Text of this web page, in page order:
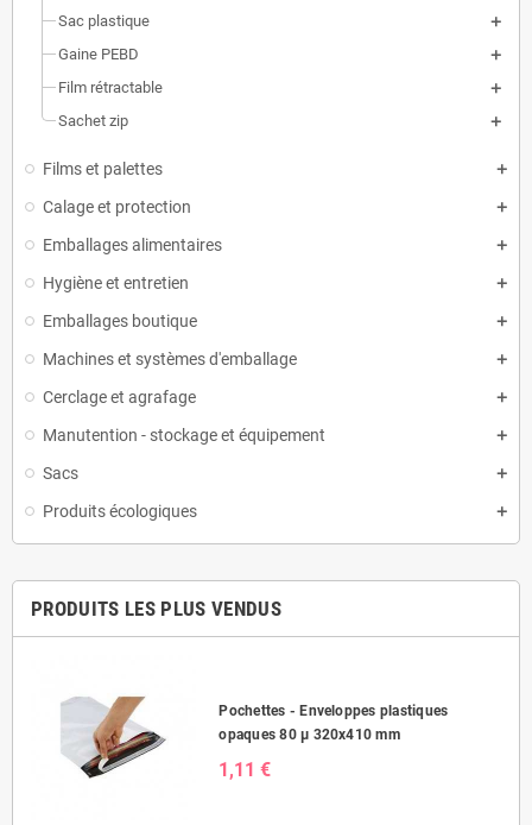
Sac plastique
Gaine PEBD
Film rétractable
Sachet zip
Films et palettes
Calage et protection
Emballages alimentaires
Hygiène et entretien
Emballages boutique
Machines et systèmes d'emballage
Cerclage et agrafage
Manutention - stockage et équipement
Sacs
Produits écologiques
PRODUITS LES PLUS VENDUS
Pochettes - Enveloppes plastiques
opaques 80 µ 320x410 mm
1,11 €